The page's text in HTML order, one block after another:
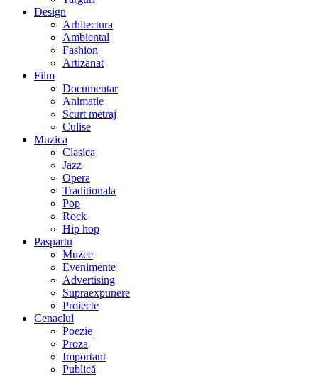
Design
Arhitectura
Ambiental
Fashion
Artizanat
Film
Documentar
Animatie
Scurt metraj
Culise
Muzica
Clasica
Jazz
Opera
Traditionala
Pop
Rock
Hip hop
Paspartu
Muzee
Evenimente
Advertising
Supraexpunere
Proiecte
Cenaclul
Poezie
Proza
Important
Publică